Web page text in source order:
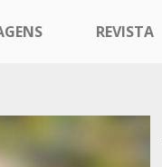
REVISTA